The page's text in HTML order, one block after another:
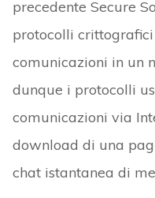
precedente Secure
protocolli
comunicazioni in un
dunque i protocolli
comunicazioni via
download di una
chat istantanea di